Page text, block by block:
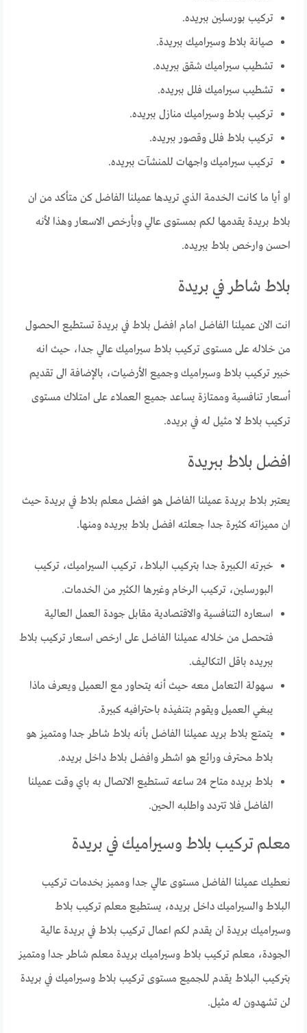
تركيب بورسلين ببريده.
صيانة بلاط وسيراميك ببريدة.
تشطيب سيراميك شقق ببريده.
تشطيب سيراميك فلل ببريده.
تركيب بلاط وسيراميك منازل ببريده.
تركيب بلاط فلل وقصور ببريده.
تركيب سيراميك واجهات للمنشآت ببريده.
او أيا ما كانت الخدمة الذي تريدها عميلنا الفاضل كن متأكد من ان
بلاط بريدة يقدمها لكم بمستوى عالي وبأرخص الاسعار وهذا لأنه
احسن وارخص بلاط ببريده.
بلاط شاطر في بريدة
انت الان عميلنا الفاضل امام افضل بلاط في بريدة تستطيع الحصول
من خلاله على مستوى تركيب بلاط سيراميك عالي جدا، حيث انه
خبير تركيب بلاط وسيراميك وجميع الأرضيات، بالإضافة الى تقديم
أسعار تنافسية وممتازة يساعد جميع العملاء على امتلاك مستوى
تركيب بلاط لا مثيل له في بريده.
افضل بلاط ببريدة
يعتبر بلاط بريدة عميلنا الفاضل هو افضل معلم بلاط في بريدة حيث
ان مميزاته كثيرة جدا جعلته افضل بلاط ببريده ومنها.
خبرته الكبيرة جدا بتركيب البلاط، تركيب السيراميك، تركيب
البورسلين، تركيب الرخام وغيرها الكثير من الخدمات.
اسعاره التنافسية والاقتصادية مقابل جودة العمل العالية
فتحصل من خلاله عميلنا الفاضل على ارخص اسعار تركيب بلاط
ببريده باقل التكاليف.
سهولة التعامل معه حيث أنه يتحاور مع العميل ويعرف ماذا
يبغي العميل ويقوم بتنفيذه باحترافيه كبيرة.
يتمتع بلاط بريد عميلنا الفاضل بأنه بلاط شاطر جدا ومتميز هو
بلاط محترف ورائع هو اشطر وافضل بلاط داخل بريده.
بلاط بريده متاح 24 ساعه تستطيع الاتصال به باي وقت عميلنا
الفاضل فلا تتردد واطلبه الحين.
معلم تركيب بلاط وسيراميك في بريدة
نعطيك عميلنا الفاضل مستوى عالي جدا ومميز بخدمات تركيب
البلاط والسيراميك داخل بريده، يستطيع معلم تركيب بلاط
وسيراميك بريدة ان يقدم لكم اعمال تركيب بلاط في بريدة عالية
الجودة، معلم تركيب بلاط وسيراميك بريدة معلم شاطر جدا ومتميز
بتركيب البلاط يقدم للجميع مستوى تركيب بلاط وسيراميك في بريدة
لن تشهدون له مثيل.